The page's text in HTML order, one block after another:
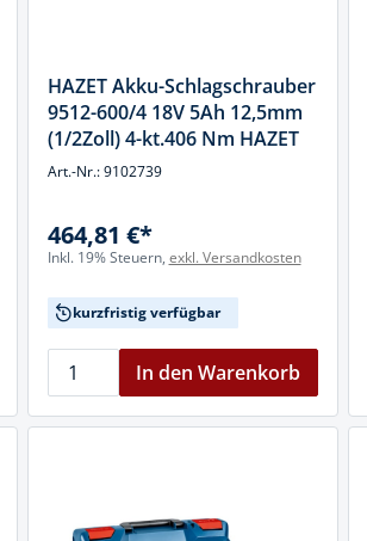
HAZET Akku-Schlagschrauber
9512-600/4 18V 5Ah 12,5mm
(1/2Zoll) 4-kt.406 Nm HAZET
Art.-Nr.: 9102739
464,81 €*
Inkl. 19% Steuern, exkl. Versandkosten
kurzfristig verfügbar
In den Warenkorb